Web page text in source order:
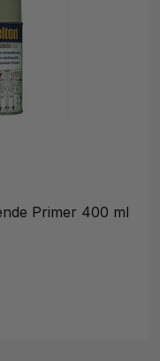
Primer 400 ml